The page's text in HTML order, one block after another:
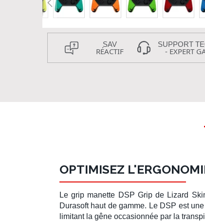
SAV
RÉACTIF
SUPPORT
- EXPERT
OPTIMISEZ
Legrip manette DSP Gripde Lizard
Durasoft haut de gamme. Le DSP est
limitant la gêne occasionnée par la